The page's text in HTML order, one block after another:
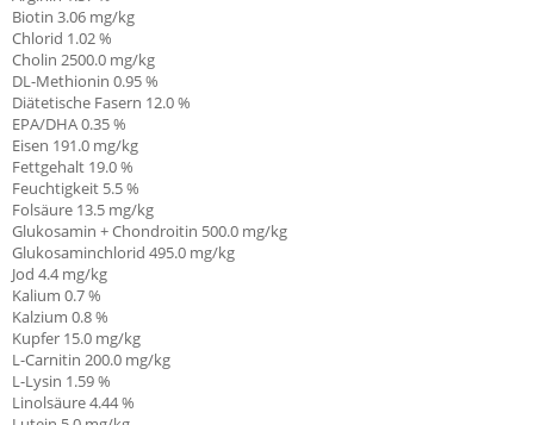
Biotin 3.06 mg/kg
Chlorid 1.02%
Cholin 2500.0 mg/kg
DL-Methionin 0.95%
Diätetische Fasern 12.0%
EPA/DHA0.35%
Eisen 191.0 mg/kg
Fettgehalt 19.0%
Feuchtigkeit 5.5%
Folsäure 13.5 mg/kg
Glukosamin + Chondroitin 500.0 mg/kg
Glukosaminchlorid 495.0 mg/kg
Jod 4.4 mg/kg
Kalium 0.7%
Kalzium 0.8%
Kupfer 15.0 mg/kg
L-Carnitin 200.0 mg/kg
L-Lysin 1.59%
Linolsäure4.44%